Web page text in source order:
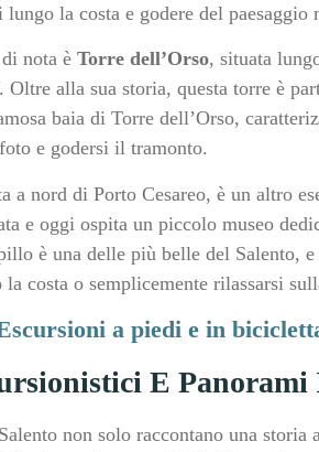
lungo la costa e godere del paesaggio
nota è Torre dell’Orso, situata
Oltre alla sua storia, questa torre è
baia di Torre dell’Orso,
e godersi il tramonto.
a nord di Porto Cesareo, è un altro
e oggi ospita un piccolo museo
è una delle più belle del Salento,
costa o semplicemente rilassarsi
a piedi e in
E
non solo raccontano una storia